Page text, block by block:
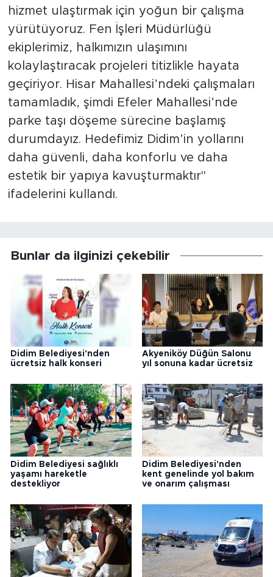
hizmet ulaştırmak için yoğun bir çalışma
yürütüyoruz. Fen İşleri Müdürlüğü
ekiplerimiz, halkımızın ulaşımını
kolaylaştıracak projeleri titizlikle hayata
geçiriyor. Hisar Mahallesi’ndeki çalışmaları
tamamladık, şimdi Efeler Mahallesi’nde
parke taşı döşeme sürecine başlamış
durumdayız. Hedefimiz Didim’in yollarını
daha güvenli, daha konforlu ve daha
estetik bir yapıya kavuşturmaktır"
ifadelerini kullandı.
Bunlar da ilginizi çekebilir
Didim Belediyesi'nden
ücretsiz halk konseri
Akyeniköy Düğün Salonu
yıl sonuna kadar ücretsiz
Didim Belediyesi sağlıklı
yaşamı hareketle
destekliyor
Didim Belediyesi'nden
kent genelinde yol bakım
ve onarım çalışması